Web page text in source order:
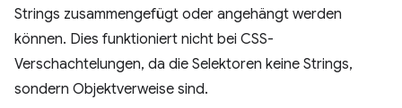
Strings zusammengefügt oder angehängt werden
können. Dies funktioniert nicht bei CSS-
Verschachtelungen, da die Selektoren keine Strings,
sondern Objektverweise sind.